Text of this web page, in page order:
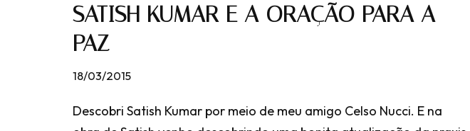
SATISH KUMAR E A ORAÇÃO PARA A
PAZ
18/03/2015
Descobri Satish Kumar por meio de meu amigo Celso Nucci. E na